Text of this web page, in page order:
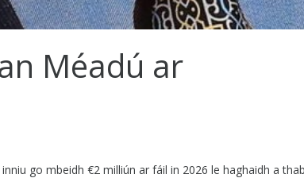
Méadú ar
go mbeidh €2 milliún ar fáil in 2026 le haghaidh a